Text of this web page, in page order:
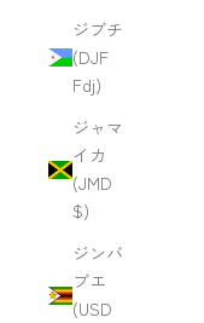
ジブチ
(DJF
Fdj)
ジャマ
イカ
(JMD
$)
ジンバ
ブエ
(USD